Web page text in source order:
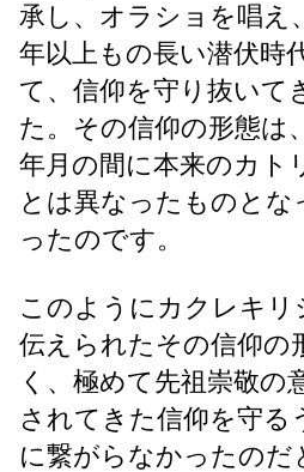
承し、オラショを唱え
年以上もの長い潜伏時
て、信仰を守り抜いて
た。その信仰の形態は
年月の間に本来のカト
とは異なったものとな
ったのです。
このようにカクレキ
伝えられたその信仰の
く、極めて先祖崇敬の
されてきた信仰を守
に繋がらなかったの